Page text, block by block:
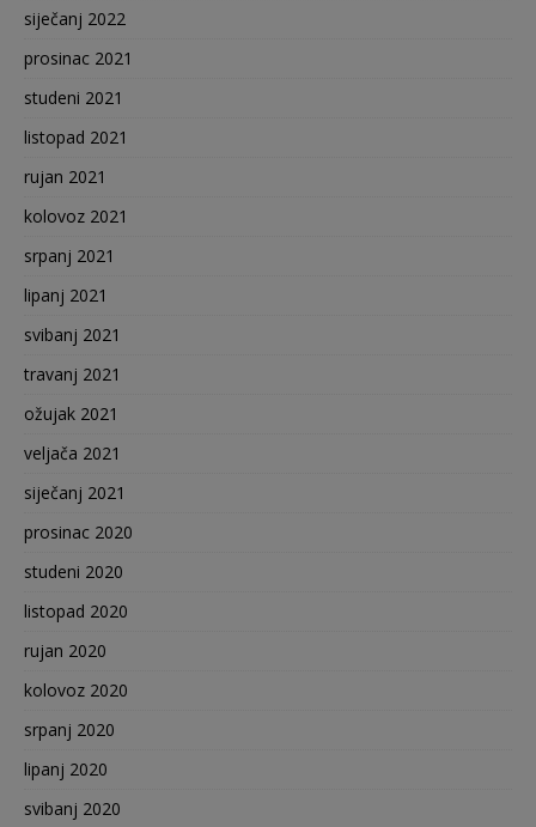
siječanj 2022
prosinac 2021
studeni 2021
listopad 2021
rujan 2021
kolovoz 2021
srpanj 2021
lipanj 2021
svibanj 2021
travanj 2021
ožujak 2021
veljača 2021
siječanj 2021
prosinac 2020
studeni 2020
listopad 2020
rujan 2020
kolovoz 2020
srpanj 2020
lipanj 2020
svibanj 2020